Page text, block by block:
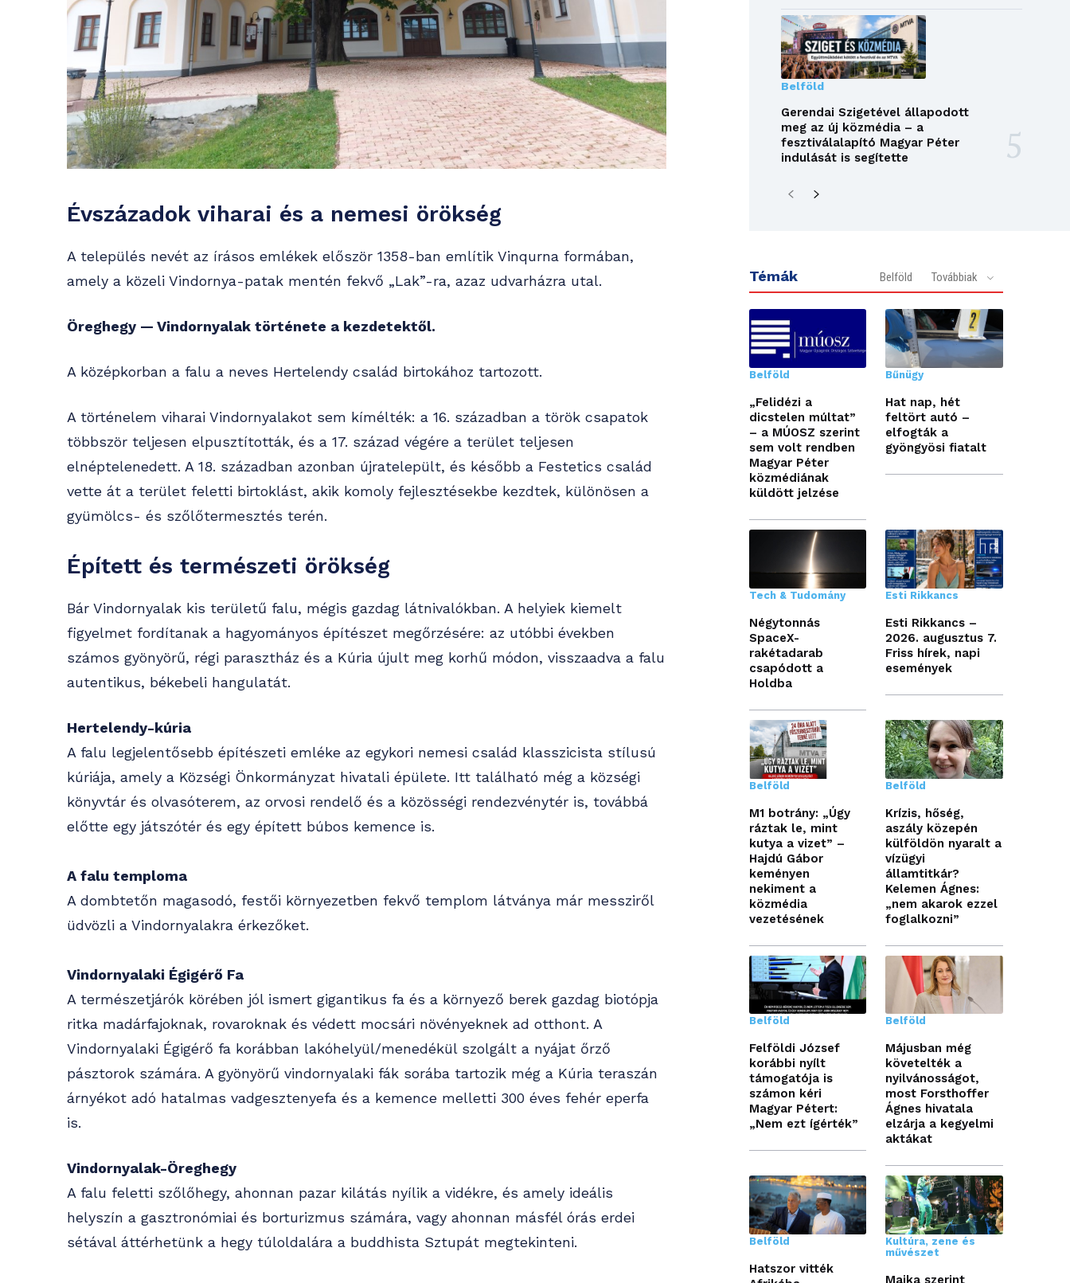
Évszázadok viharai és a nemesi örökség
A település nevét az írásos emlékek először 1358-ban említik Vinqurna formában,
amely a közeli Vindornya-patak mentén fekvő „Lak”-ra, azaz udvarházra utal.
Öreghegy — Vindornyalak története a kezdetektől.
A középkorban a falu a neves Hertelendy család birtokához tartozott.
A történelem viharai Vindornyalakot sem kímélték: a 16. században a török csapatok
többször teljesen elpusztították, és a 17. század végére a terület teljesen
elnéptelenedett. A 18. században azonban újratelepült, és később a Festetics család
vette át a terület feletti birtoklást, akik komoly fejlesztésekbe kezdtek, különösen a
gyümölcs- és szőlőtermesztés terén.
Épített és természeti örökség
Bár Vindornyalak kis területű falu, mégis gazdag látnivalókban. A helyiek kiemelt
figyelmet fordítanak a hagyományos építészet megőrzésére: az utóbbi években
számos gyönyörű, régi parasztház és a Kúria újult meg korhű módon, visszaadva a falu
autentikus, békebeli hangulatát.
Hertelendy-kúria
A falu legjelentősebb építészeti emléke az egykori nemesi család klasszicista stílusú
kúriája, amely a Községi Önkormányzat hivatali épülete. Itt található még a községi
könyvtár és olvasóterem, az orvosi rendelő és a közösségi rendezvénytér is, továbbá
előtte egy játszótér és egy épített búbos kemence is.
A falu temploma
A dombtetőn magasodó, festői környezetben fekvő templom látványa már messziről
üdvözli a Vindornyalakra érkezőket.
Vindornyalaki Égigérő Fa
A természetjárók körében jól ismert gigantikus fa és a környező berek gazdag biotópja
ritka madárfajoknak, rovaroknak és védett mocsári növényeknek ad otthont. A
Vindornyalaki Égigérő fa korábban lakóhelyül/menedékül szolgált a nyájat őrző
pásztorok számára. A gyönyörű vindornyalaki fák sorába tartozik még a Kúria teraszán
árnyékot adó hatalmas vadgesztenyefa és a kemence melletti 300 éves fehér eperfa
is.
Vindornyalak-Öreghegy
A falu feletti szőlőhegy, ahonnan pazar kilátás nyílik a vidékre, és amely ideális
helyszín a gasztronómiai és borturizmus számára, vagy ahonnan másfél órás erdei
sétával áttérhetünk a hegy túloldalára a buddhista Sztupát megtekinteni.
Belföld
Gerendai Szigetével állapodott
meg az új közmédia – a
fesztiválalapító Magyar Péter
indulását is segítette
Témák Belföld Továbbiak
Belföld
„Felidézi a
dicstelen múltat”
– a MÚOSZ szerint
sem volt rendben
Magyar Péter
közmédiának
küldött jelzése
Bűnügy
Hat nap, hét
feltört autó –
elfogták a
gyöngyösi fiatalt
Tech & Tudomány
Négytonnás
SpaceX-
rakétadarab
csapódott a
Holdba
Esti Rikkancs
Esti Rikkancs –
2026. augusztus 7.
Friss hírek, napi
események
Belföld
M1 botrány: „Úgy
ráztak le, mint
kutya a vizet” –
Hajdú Gábor
keményen
nekiment a
közmédia
vezetésének
Belföld
Krízis, hőség,
aszály közepén
külföldön nyaralt a
vízügyi
államtitkár?
Kelemen Ágnes:
„nem akarok ezzel
foglalkozni”
Belföld
Felföldi József
korábbi nyílt
támogatója is
számon kéri
Magyar Pétert:
„Nem ezt ígérték”
Belföld
Májusban még
követelték a
nyilvánosságot,
most Forsthoffer
Ágnes hivatala
elzárja a kegyelmi
aktákat
Belföld
Hatszor vitték
Kultúra, zene és
művészet
Majka szerint